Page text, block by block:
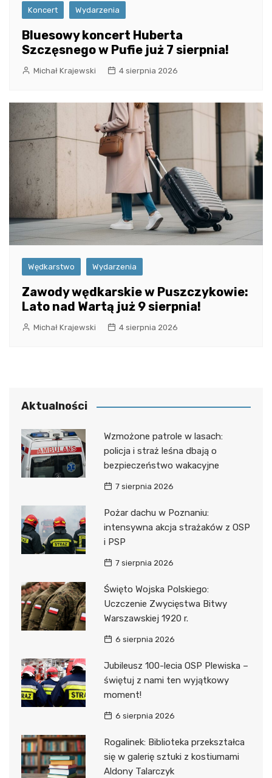
Koncert Wydarzenia
Bluesowy koncert Huberta
Szczęsnego w Pufie już 7 sierpnia!
Michał Krajewski 4 sierpnia 2026
Wędkarstwo Wydarzenia
Zawody wędkarskie w Puszczykowie:
Lato nad Wartą już 9 sierpnia!
Michał Krajewski 4 sierpnia 2026
Aktualności
Wzmożone patrole w lasach:
policja i straż leśna dbają o
bezpieczeństwo wakacyjne
7 sierpnia 2026
Pożar dachu w Poznaniu:
intensywna akcja strażaków z OSP
i PSP
7 sierpnia 2026
Święto Wojska Polskiego:
Uczczenie Zwycięstwa Bitwy
Warszawskiej 1920 r.
6 sierpnia 2026
Jubileusz 100-lecia OSP Plewiska –
świętuj z nami ten wyjątkowy
moment!
6 sierpnia 2026
Rogalinek: Biblioteka przekształca
się w galerię sztuki z kostiumami
Aldony Talarczyk